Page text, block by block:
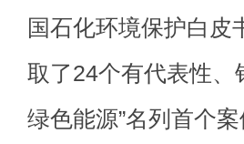
国石化环境保护白皮
取了24个有代表性、
绿色能源”名列首个